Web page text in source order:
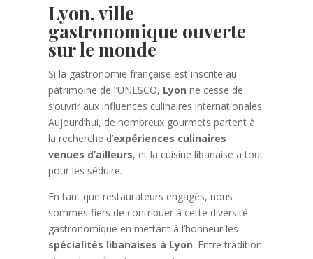
Lyon, ville
gastronomique ouverte
sur le monde
Si la gastronomie française est inscrite au
patrimoine de l’UNESCO, Lyon ne cesse de
s’ouvrir aux influences culinaires internationales.
Aujourd’hui, de nombreux gourmets partent à
la recherche d’expériences culinaires
venues d’ailleurs, et la cuisine libanaise a tout
pour les séduire.
En tant que restaurateurs engagés, nous
sommes fiers de contribuer à cette diversité
gastronomique en mettant à l’honneur les
spécialités libanaises à Lyon. Entre tradition